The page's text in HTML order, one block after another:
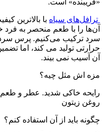
ترافل‌های سیاه با بالاترین
آن‌ها را با طعم منحصر به
سرد ترکیب می‌کنیم. پرس
حرارتی تولید می کند، اما
آن آسیب نمی بیند.
مزه اش مثل چیه؟
رایحه خاکی شدید. عطر و طعم
روغن زیتون
چگونه باید از آن استفاده کنم؟